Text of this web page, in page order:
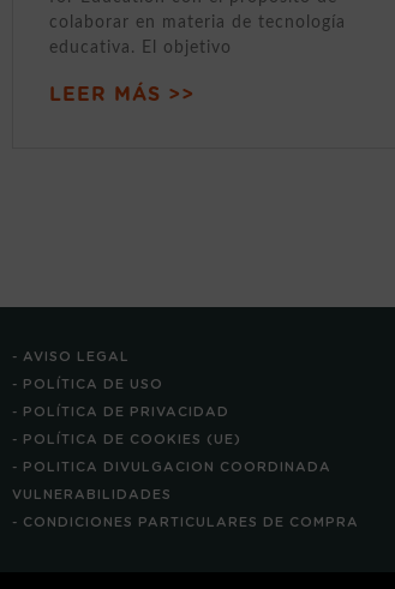
colaborar en materia de tecnología
educativa. El objetivo
LEER MÁS >>
- AVISO LEGAL
- POLÍTICA DE USO
- POLÍTICA DE PRIVACIDAD
- POLÍTICA DE COOKIES (UE)
- POLITICA DIVULGACION COORDINADA
VULNERABILIDADES
- CONDICIONES PARTICULARES DE COMPRA